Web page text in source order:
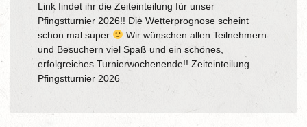
Link findet ihr die Zeiteinteilung für unser
Pfingstturnier 2026!! Die Wetterprognose scheint
schon mal super
Wir wünschen allen Teilnehmern
und Besuchern viel Spaß und ein schönes,
erfolgreiches Turnierwochenende!! Zeiteinteilung
Pfingstturnier 2026